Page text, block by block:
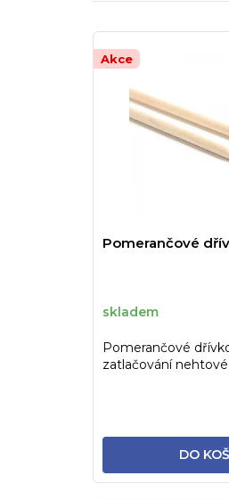
V
ý
d
k
ů
Akce
Pomerančové
skladem
DO
Pomerančové
zatlačování